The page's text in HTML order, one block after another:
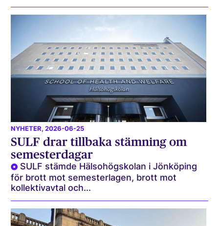
NYHETER, 2026-06-25
SULF drar tillbaka stämning om
semesterdagar
SULF stämde Hälsohögskolan i Jönköping
för brott mot semesterlagen, brott mot
kollektivavtal och...